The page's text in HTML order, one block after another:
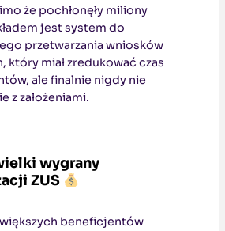
że pochłonęły miliony
jest system do
przetwarzania wniosków
który miał zredukować czas
ale finalnie nigdy nie
z założeniami.
wygrany
ZUS
beneficjentów